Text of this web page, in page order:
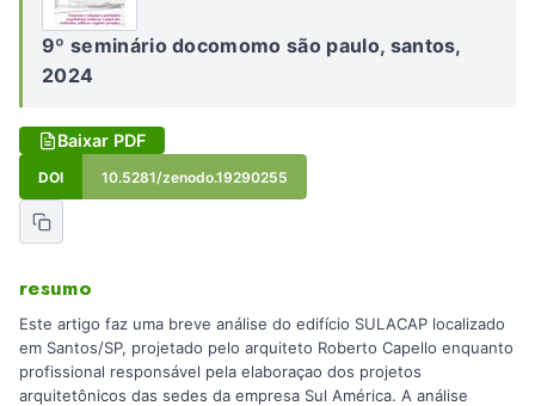
9º seminário docomomo são paulo, santos,
2024
Baixar PDF
DOI 10.5281/zenodo.19290255
resumo
Este artigo faz uma breve análise do edifício SULACAP localizado
em Santos/SP, projetado pelo arquiteto Roberto Capello enquanto
profissional responsável pela elaboraçao dos projetos
arquitetônicos das sedes da empresa Sul América. A análise